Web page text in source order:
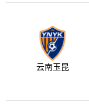
云南玉昆